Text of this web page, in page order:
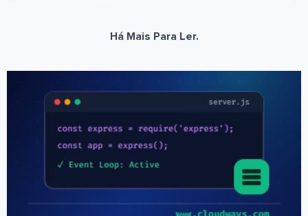
Há Mais Para Ler.